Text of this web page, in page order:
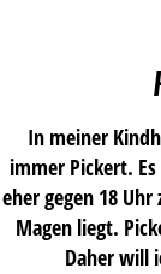
In meiner
immer Pickert.
eher gegen 18
Magen liegt.
Daher will